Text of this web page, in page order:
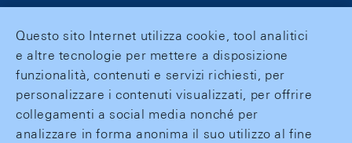
Questo sito Internet utilizza cookie, tool analitici
e altre tecnologie per mettere a disposizione
funzionalità, contenuti e servizi richiesti, per
personalizzare i contenuti visualizzati, per offrire
collegamenti a social media nonché per
analizzare in forma anonima il suo utilizzo al fine